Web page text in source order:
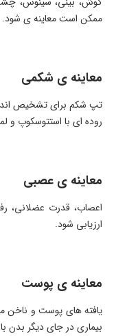
ممکن است معاینه ی شود.
معاینه ی شکمی
تپ شکم برای تشخیص
روده ای با استتوسکوپ و
معاینه ی عصبی
اعصاب، قدرت عضلانی،
ارزیابی شود.
معاینه ی پوست
یافته های پوست و
بیماری در جای دیگر بدن